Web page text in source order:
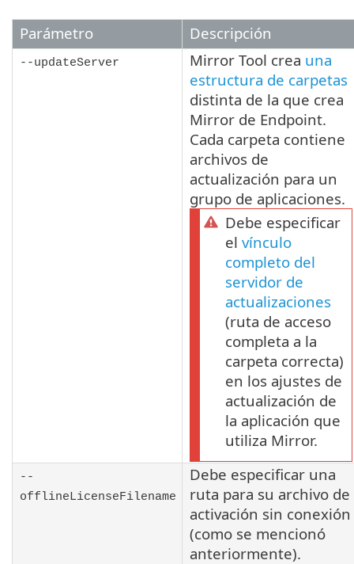
Parámetro Descripción
--updateServer Mirror Tool crea una
estructura de carpetas
distinta de la que crea
Mirror de Endpoint.
Cada carpeta contiene
archivos de
actualización para un
grupo de aplicaciones.
Debe especificar
el vínculo
completo del
servidor de
actualizaciones
(ruta de acceso
completa a la
carpeta correcta)
en los ajustes de
actualización de
la aplicación que
utiliza Mirror.
--
offlineLicenseFilename
Debe especificar una
ruta para su archivo de
activación sin conexión
(como se mencionó
anteriormente).